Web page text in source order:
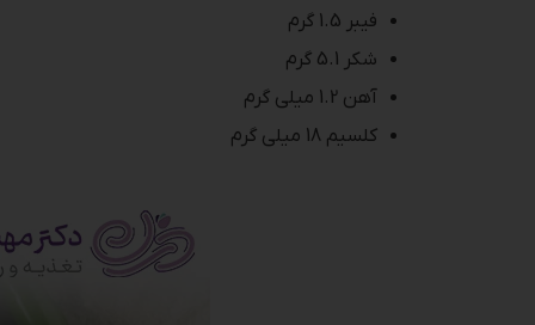
فیبر 1.5 گرم
شکر 5.1 گرم
آهن 1.2 میلی گرم
کلسیم 18 میلی گرم